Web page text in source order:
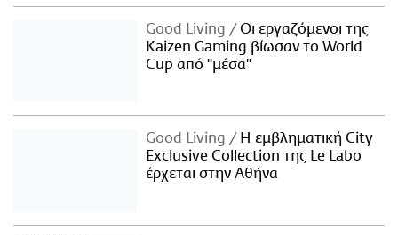
Good Living
Οι εργαζόμενοι της
Kaizen Gaming βίωσαν το World
Cup από "μέσα"
Good Living
Η εμβληματική City
Exclusive Collection της Le Labo
έρχεται στην Αθήνα